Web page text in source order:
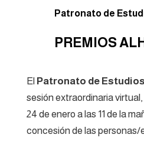
Patronato de
PREMIOS
El Patronato de
sesión extraordinaria
24 de enero a las 11 de la
concesión de las personas/